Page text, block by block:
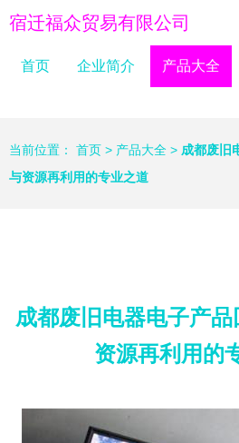
宿迁福众贸易有限公司
首页 企业简介 产品大全
当前位置： 首页 > 产品大全 > 成都废旧
与资源再利用的专业之道
成都废旧电器电子产
资源再利用的